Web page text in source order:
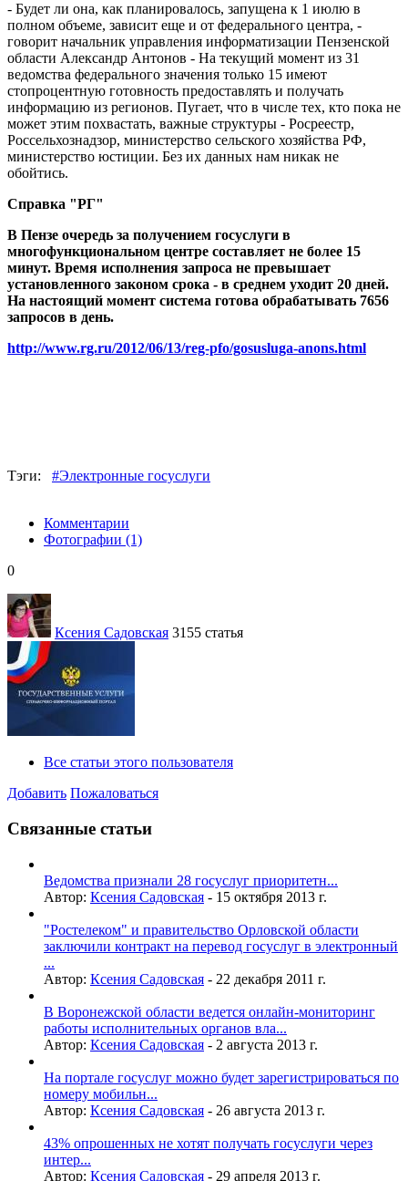
- Будет ли она, как планировалось, запущена к 1 июлю в
полном объеме, зависит еще и от федерального центра, -
говорит начальник управления информатизации Пензенской
области Александр Антонов - На текущий момент из 31
ведомства федерального значения только 15 имеют
стопроцентную готовность предоставлять и получать
информацию из регионов. Пугает, что в числе тех, кто пока не
может этим похвастать, важные структуры - Росреестр,
Россельхознадзор, министерство сельского хозяйства РФ,
министерство юстиции. Без их данных нам никак не
обойтись.
Справка "РГ"
В Пензе очередь за получением госуслуги в
многофункциональном центре составляет не более 15
минут. Время исполнения запроса не превышает
установленного законом срока - в среднем уходит 20 дней.
На настоящий момент система готова обрабатывать 7656
запросов в день.
http://www.rg.ru/2012/06/13/reg-pfo/gosusluga-anons.html
Тэги: #Электронные госуслуги
Комментарии
Фотографии (1)
0
Ксения Садовская 3155 статья
Все статьи этого пользователя
Добавить Пожаловаться
Связанные статьи
Ведомства признали 28 госуслуг приоритетн...
Автор: Ксения Садовская - 15 октября 2013 г.
"Ростелеком" и правительство Орловской области
заключили контракт на перевод госуслуг в электронный
...
Автор: Ксения Садовская - 22 декабря 2011 г.
В Воронежской области ведется онлайн-мониторинг
работы исполнительных органов вла...
Автор: Ксения Садовская - 2 августа 2013 г.
На портале госуслуг можно будет зарегистрироваться по
номеру мобильн...
Автор: Ксения Садовская - 26 августа 2013 г.
43% опрошенных не хотят получать госуслуги через
интер...
Автор: Ксения Садовская - 29 апреля 2013 г.